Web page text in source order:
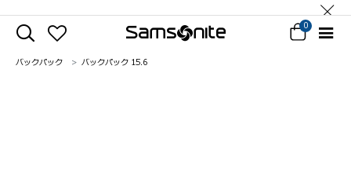
0
バックパック バックパック 15.6